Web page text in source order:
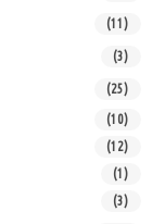
(11)
(3)
(25)
(10)
(12)
(1)
(3)